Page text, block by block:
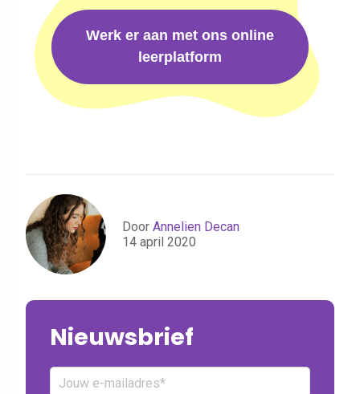
Werk er aan met ons online
leerplatform
Door Annelien Decan
14 april 2020
Nieuwsbrief